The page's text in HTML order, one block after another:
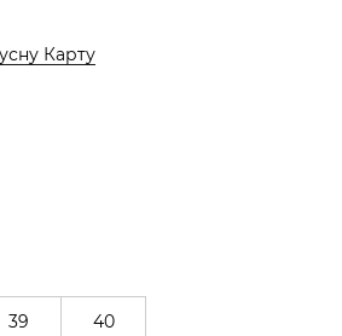
Карту
39 40